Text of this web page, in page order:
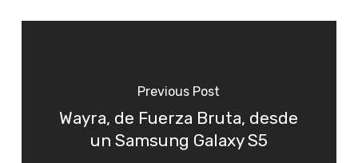
Previous Post
Wayra, de Fuerza Bruta, desde
un Samsung Galaxy S5